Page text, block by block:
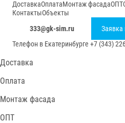
ДоставкаОплатаМонтаж фасадаОПТ
КонтактыОбъекты
333@gk-sim.ru
Заявка
Телефон в Екатеринбурге +7 (343)
Доставка
Оплата
Монтаж фасада
ОПТ